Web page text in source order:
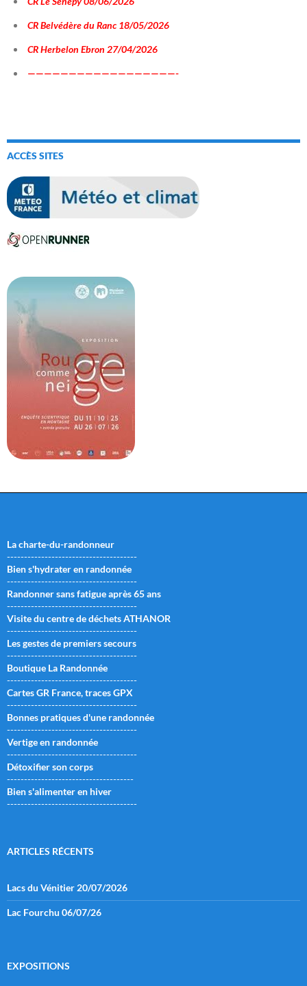
CR Belvédère du Ranc 18/05/2026
CR Herbelon Ebron 27/04/2026
——————————————————-
ACCÈS SITES
La charte-du-randonneur
--------------------------------------
Bien s'hydrater en randonnée
--------------------------------------
Randonner sans fatigue après 65 ans
--------------------------------------
Visite du centre de déchets ATHANOR
--------------------------------------
Les gestes de premiers secours
--------------------------------------
Boutique La Randonnée
--------------------------------------
Cartes GR France, traces GPX
--------------------------------------
Bonnes pratiques d'une randonnée
--------------------------------------
Vertige en randonnée
--------------------------------------
Détoxifier son corps
-------------------------------------
Bien s'alimenter en hiver
--------------------------------------
ARTICLES RÉCENTS
Lacs du Vénitier 20/07/2026
Lac Fourchu 06/07/26
EXPOSITIONS